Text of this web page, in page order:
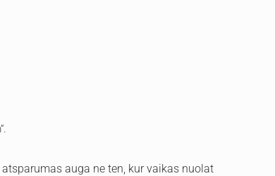
auga ne ten, kur vaikas nuolat